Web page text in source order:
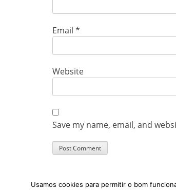
Email *
Website
Save my name, email, and
Usamos cookies para permitir o bom